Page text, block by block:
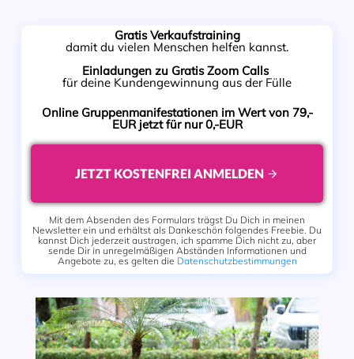
Gratis Verkaufstraining
damit du vielen Menschen helfen kannst.
Einladungen zu Gratis Zoom Calls
für deine Kundengewinnung aus der Fülle
Online Gruppenmanifestationen im Wert von 79,-
EUR jetzt für nur 0,-EUR
JETZT KOSTENFREI ANMELDEN
Mit dem Absenden des Formulars trägst Du Dich in meinen
Newsletter ein und erhältst als Dankeschön folgendes Freebie. Du
kannst Dich jederzeit austragen, ich spamme Dich nicht zu, aber
sende Dir in unregelmäßigen Abständen Informationen und
Angebote zu, es gelten die Datenschutzbestimmungen